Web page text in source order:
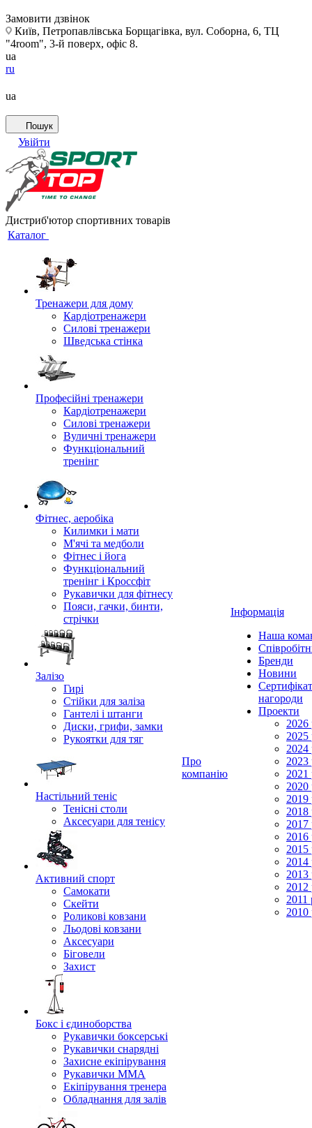
Замовити дзвінок
Київ, Петропавлівська Борщагівка, вул. Соборна, 6, ТЦ
"4room", 3-й поверх, офіс 8.
ua
ru
ua
Пошук
Увійти
Дистриб'ютор спортивних товарів
Каталог
Тренажери для дому
Кардіотренажери
Силові тренажери
Шведська стінка
Професійні тренажери
Кардіотренажери
Силові тренажери
Вуличні тренажери
Функціональний
тренінг
Фітнес, аеробіка
Килимки і мати
М'ячі та медболи
Фітнес і йога
Функціональний
тренінг і Кроссфіт
Рукавички для фітнесу
Пояси, гачки, бинти,
стрічки
Залізо
Гирі
Стійки для заліза
Гантелі і штанги
Диски, грифи, замки
Рукоятки для тяг
Настільний теніс
Тенісні столи
Аксесуари для тенісу
Активний спорт
Самокати
Скейти
Роликові ковзани
Льодові ковзани
Аксесуари
Біговели
Захист
Бокс і єдиноборства
Рукавички боксерські
Рукавички снарядні
Захисне екіпірування
Рукавички ММА
Екіпірування тренера
Обладнання для залів
Про
компанію
Інформація
Наша
Бренди
Новини
нагороди
Проекти
2026
2025
2024
2023
2021
2020
2019
2018
2017
2016
2015
2014
2013
2012
2011
2010